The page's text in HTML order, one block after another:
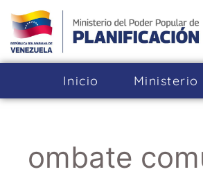
Inicio Ministerio
ombate